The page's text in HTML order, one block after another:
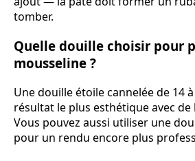
tomber.
Quelle douille choisir pour
mousseline ?
Une douille étoile cannelée de 14
résultat le plus esthétique avec de
Vous pouvez aussi utiliser une
pour un rendu encore plus